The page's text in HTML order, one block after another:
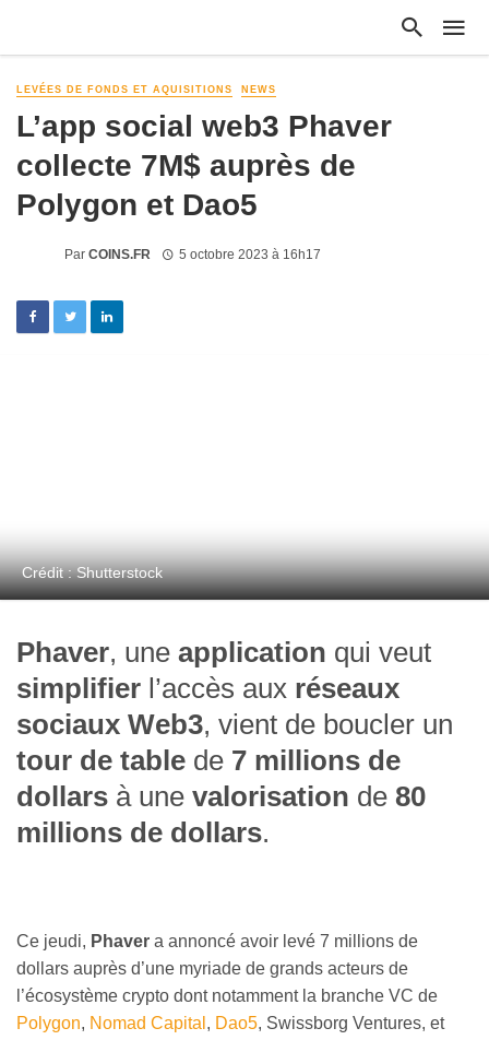
LEVÉES DE FONDS ET AQUISITIONS NEWS
L’app social web3 Phaver
collecte 7M$ auprès de
Polygon et Dao5
Par COINS.FR 5 octobre 2023 à 16h17
Crédit : Shutterstock
Phaver, une application qui veut
simplifier l’accès aux réseaux
sociaux Web3, vient de boucler un
tour de table de 7 millions de
dollars à une valorisation de 80
millions de dollars.
Ce jeudi, Phaver a annoncé avoir levé 7 millions de
dollars auprès d’une myriade de grands acteurs de
l’écosystème crypto dont notamment la branche VC de
Polygon, Nomad Capital , Dao5, Swissborg Ventures, et